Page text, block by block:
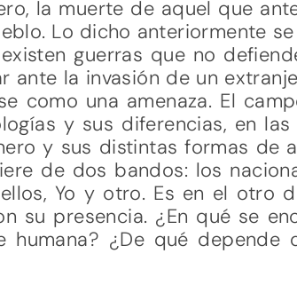
la muerte de aquel que
Lo dicho anteriormente
guerras que no
ante la invasión de un
como una amenaza. El
y sus diferencias, en
y sus distintas formas de
de dos bandos: los
Yo y otro. Es en el otro
su presencia. ¿En qué se
¿De qué depende